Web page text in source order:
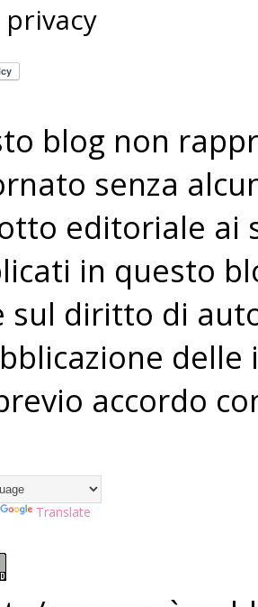
privacy
blog non
senza
editoriale ai
in questo
sul diritto di
accordo
Translate